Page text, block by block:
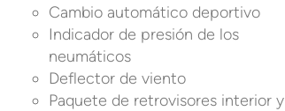
Cambio automático deportivo
Indicador de presión de los
neumáticos
Deflector de viento
Paquete de retrovisores interior y